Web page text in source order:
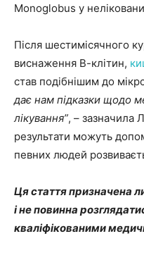
Monoglobus у
Після шестимісячного
виснаження В-клітин,
став подібнішим до
дає нам підказки щодо
лікування”, – зазначила
результати можуть
певних людей
Ця стаття призначена
і не повинна
кваліфікованими